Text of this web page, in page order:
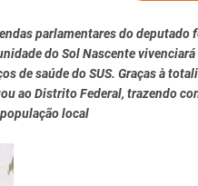
parlamentares do deputado
do Sol Nascente
de saúde do SUS. Graças à
ao Distrito Federal, trazendo
local